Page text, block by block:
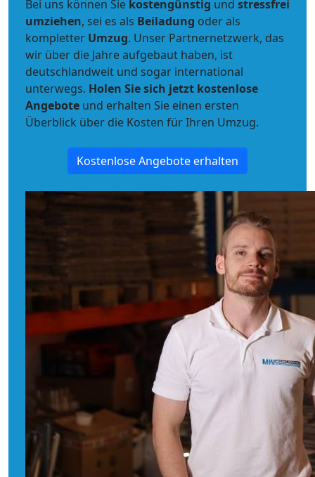
Bei uns können Sie kostengünstig und stressfrei
umziehen, sei es als Beiladung oder als
kompletter Umzug. Unser Partnernetzwerk, das
wir über die Jahre aufgebaut haben, ist
deutschlandweit und sogar international
unterwegs. Holen Sie sich jetzt kostenlose
Angebote und erhalten Sie einen ersten
Überblick über die Kosten für Ihren Umzug.
Kostenlose Angebote erhalten